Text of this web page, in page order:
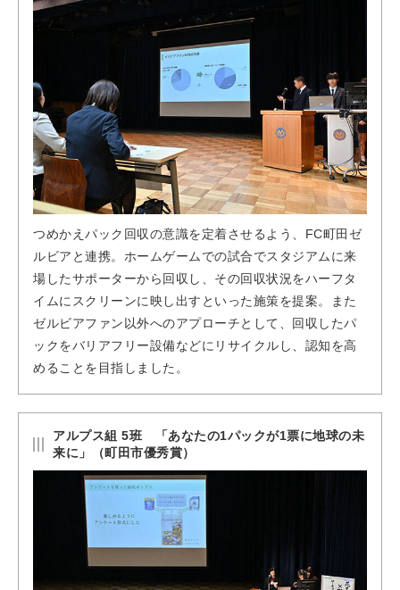
つめかえパック回収の意識を定着させるよう、FC町田ゼ
ルビアと連携。ホームゲームでの試合でスタジアムに来
場したサポーターから回収し、その回収状況をハーフタ
イムにスクリーンに映し出すといった施策を提案。また
ゼルビアファン以外へのアプローチとして、回収したパ
ックをバリアフリー設備などにリサイクルし、認知を高
めることを目指しました。
アルプス組 5班 「あなたの1パックが1票に地球の未
来に」（町田市優秀賞）